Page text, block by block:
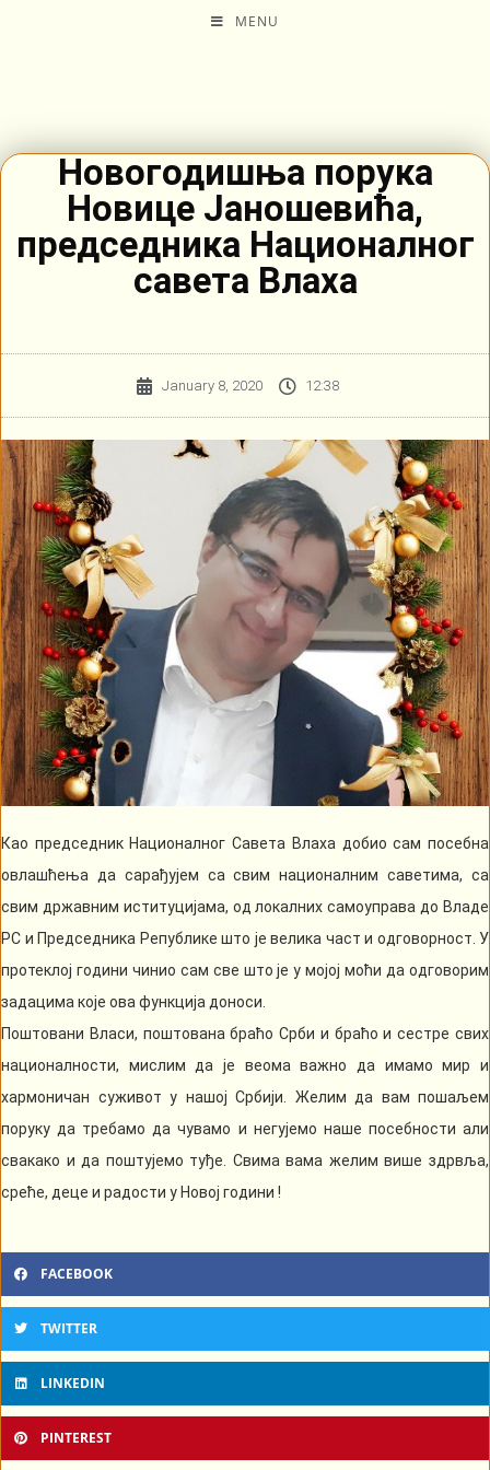
MENU
Новогодишња порука
Новице Јаношевића,
председника Националног
савета Влаха
January 8, 2020 12:38
Као председник Националног Савета Влаха добио сам посебна
овлашћења да сарађујем са свим националним саветима, са
свим државним иституцијама, од локалних самоуправа до Владе
РС и Председника Републике што је велика част и одговорност. У
протеклој години чинио сам све што је у мојој моћи да одговорим
задацима које ова функција доноси.
Поштовани Власи, поштована браћо Срби и браћо и сестре свих
националности, мислим да је веома важно да имамо мир и
хармоничан суживот у нашој Србији. Желим да вам пошаљем
поруку да требамо да чувамо и негујемо наше посебности али
свакако и да поштујемо туђе. Свима вама желим више здрвља,
среће, деце и радости у Новој години !
FACEBOOK
TWITTER
LINKEDIN
PINTEREST